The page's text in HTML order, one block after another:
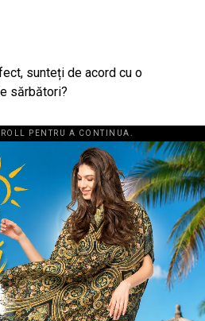
sunteți de acord cu o
sărbători?
PENTRU A CONTINUA.